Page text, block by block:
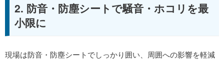
2. 防音・防塵シートで騒音・ホコリを最
小限に
現場は防音・防塵シートでしっかり囲い、周囲への影響を軽減